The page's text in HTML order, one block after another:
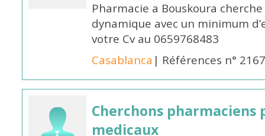
Pharmacie a Bouskoura
dynamique avec un minimum
votre Cv au 0659768483
Casablanca | Références n°
Cherchons
medicaux